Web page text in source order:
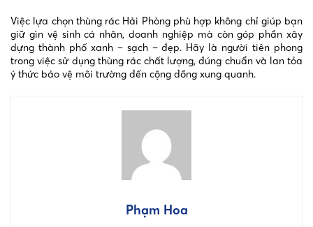
Việc lựa chọn thùng rác Hải Phòng phù hợp không chỉ giúp bạn
giữ gìn vệ sinh cá nhân, doanh nghiệp mà còn góp phần xây
dựng thành phố xanh – sạch – đẹp. Hãy là người tiên phong
trong việc sử dụng thùng rác chất lượng, đúng chuẩn và lan tỏa
ý thức bảo vệ môi trường đến cộng đồng xung quanh.
Phạm Hoa